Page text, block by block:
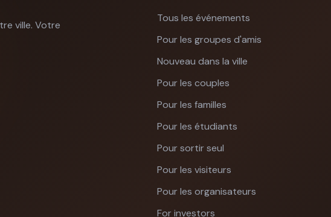
ville. Votre
Tous les événements
Pour les groupes d'amis
Nouveau dans la ville
Pour les couples
Pour les familles
Pour les étudiants
Pour sortir seul
Pour les visiteurs
Pour les organisateurs
For investors